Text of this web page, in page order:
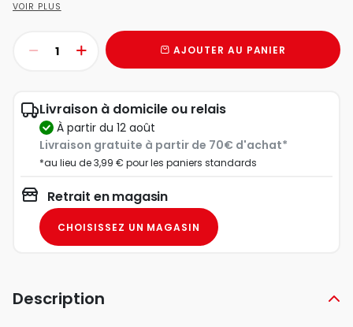
VOIR PLUS
AJOUTER AU PANIER
Livraison à domicile ou relais
à partir du 12 août
Livraison gratuite à partir de 70€ d'achat*
*au lieu de 3,99 € pour les paniers standards
Retrait en magasin
CHOISISSEZ UN MAGASIN
Description